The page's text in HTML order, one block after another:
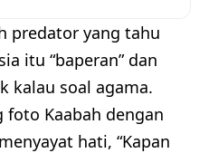
predator yang tahu
itu “baperan” dan
kalau soal agama.
foto Kaabah dengan
hati, “Kapan